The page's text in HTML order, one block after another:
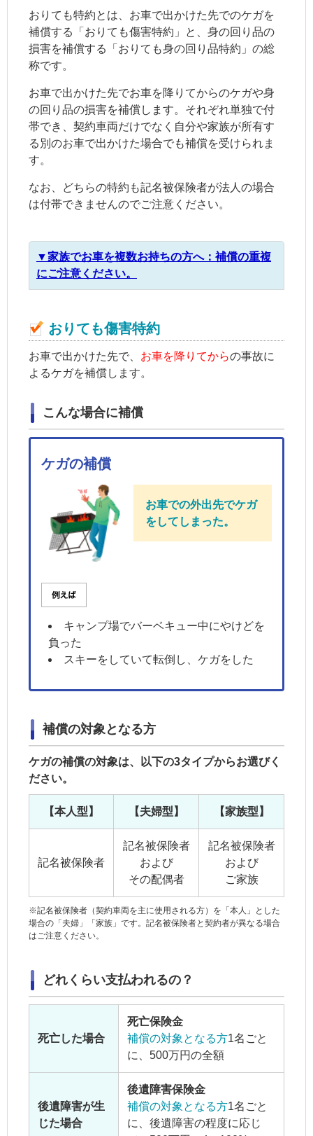
おりても特約とは、お車で出かけた先でのケガを
補償する「おりても傷害特約」と、身の回り品の
損害を補償する「おりても身の回り品特約」の総
称です。
お車で出かけた先でお車を降りてからのケガや身
の回り品の損害を補償します。それぞれ単独で付
帯でき、契約車両だけでなく自分や家族が所有す
る別のお車で出かけた場合でも補償を受けられま
す。
なお、どちらの特約も記名被保険者が法人の場合
は付帯できませんのでご注意ください。
▼家族でお車を複数お持ちの方へ：補償の重複
にご注意ください。
おりても傷害特約
お車で出かけた先で、 お車を降りてからの事故に
よるケガを補償します。
こんな場合に補償
ケガの補償
お車での外出先でケガ
をしてしまった。
キャンプ場でバーベキュー中にやけどを
負った
スキーをしていて転倒し、ケガをした
補償の対象となる方
ケガの補償の対象は、以下の3タイプからお選びく
ださい。
【本人型】 【夫婦型】 【家族型】
記名被保険者
記名被保険者
および
その配偶者
記名被保険者
および
ご家族
※記名被保険者 （契約車両を主に使用される方）を「本人」とした
場合の「夫婦」「家族 」です。 記名被保険者と契約者が異なる場合
はご注意ください。
どれくらい支払われるの？
死亡した場合
死亡保険金
補償の対象となる方1名ごと
に、500万円の全額
後遺障害が生
じた場合
後遺障害保険金
補償の対象となる方1名ごと
に、後遺障害の程度に応じ